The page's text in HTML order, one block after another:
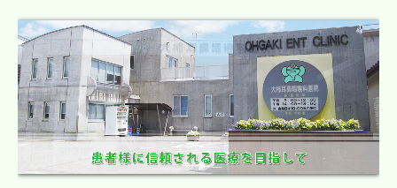
専門外来のご案内
地図・交通案内
個人情報保護方針